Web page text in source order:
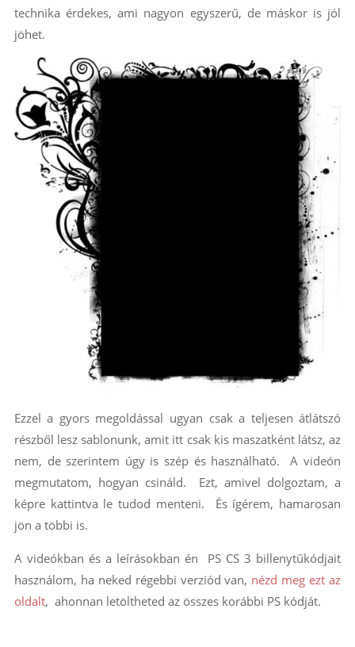
technika érdekes, ami nagyon egyszerű, de máskor is jól
jöhet.
Ezzel a gyors megoldással ugyan csak a teljesen átlátszó
részből lesz sablonunk, amit itt csak kis maszatként látsz, az
nem, de szerintem úgy is szép és használható. A videón
megmutatom, hogyan csináld. Ezt, amivel dolgoztam, a
képre kattintva le tudod menteni. És ígérem, hamarosan
jön a többi is.
A videókban és a leírásokban én PS CS 3 billenytűkódjait
használom, ha neked régebbi verziód van, nézd meg ezt az
oldalt, ahonnan letöltheted az összes korábbi PS kódját.